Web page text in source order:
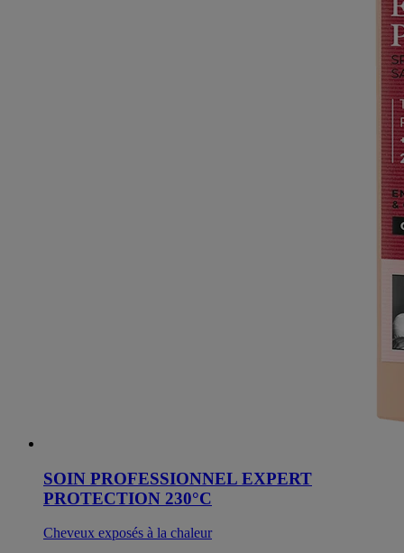
SOIN PROFESSIONNEL EXPERT
PROTECTION 230°C
Cheveux exposés à la chaleur